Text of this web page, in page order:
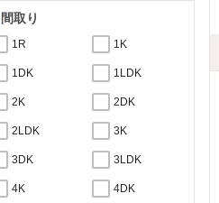
間取り
1R 1K
1DK 1LDK
2K 2DK
2LDK 3K
3DK 3LDK
4K 4DK